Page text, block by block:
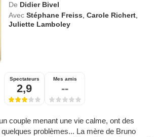
De Didier Bivel
Avec Stéphane Freiss,Carole Richert,
Juliette Lamboley
Spectateurs
2,9
Mes amis
--
couple menant une vie calme, ont des
problèmes... La mère de Bruno